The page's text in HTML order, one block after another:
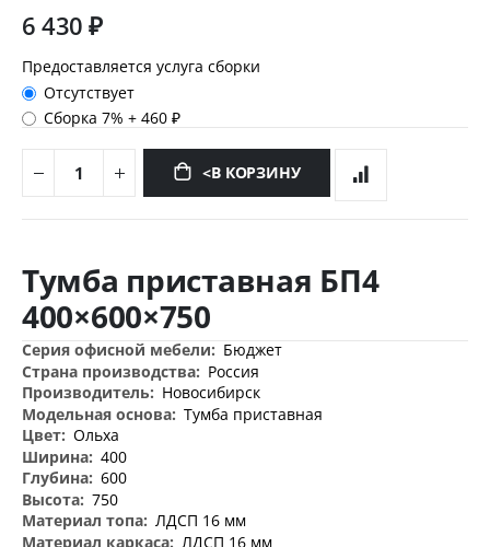
6 430 ₽
Предоставляется услуга сборки
Отсутствует
Сборка 7%+460 ₽
<В КОРЗИНУ
к
началу
галереи
изображений
Тумба приставная БП4
400×600×750
Дополнительная
информация
Бюджет
Россия
Новосибирск
Тумба приставная
Ольха
400
600
750
ЛДСП 16 мм
ЛДСП 16 мм